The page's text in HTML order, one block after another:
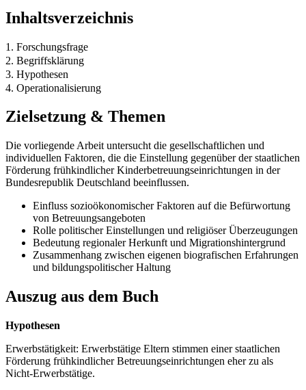
Inhaltsverzeichnis
1. Forschungsfrage
2. Begriffsklärung
3. Hypothesen
4. Operationalisierung
Zielsetzung & Themen
Die vorliegende Arbeit untersucht die gesellschaftlichen und
individuellen Faktoren, die die Einstellung gegenüber der staatlichen
Förderung frühkindlicher Kinderbetreuungseinrichtungen in der
Bundesrepublik Deutschland beeinflussen.
Einfluss sozioökonomischer Faktoren auf die Befürwortung
von Betreuungsangeboten
Rolle politischer Einstellungen und religiöser Überzeugungen
Bedeutung regionaler Herkunft und Migrationshintergrund
Zusammenhang zwischen eigenen biografischen Erfahrungen
und bildungspolitischer Haltung
Auszug aus dem Buch
Hypothesen
Erwerbstätigkeit: Erwerbstätige Eltern stimmen einer staatlichen
Förderung frühkindlicher Betreuungseinrichtungen eher zu als
Nicht-Erwerbstätige.